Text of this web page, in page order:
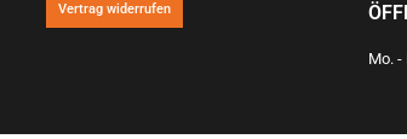
Vertrag widerrufen
Mo. -